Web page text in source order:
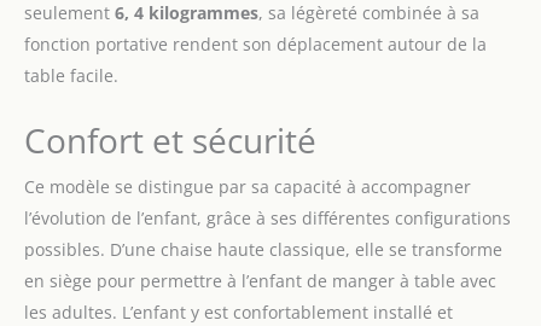
et une ample plage de
réglage de la hauteur de
enfant plus grand. Elle
est facilement ajustable
MATÉRIAUX: le bois de
hêtre massif renforce la
résistance de toute la
construction et fait qu’
ENOCK est une chaise
intemporelle
seulement 6, 4 kilogrammes, sa légèreté combinée à sa
fonction portative rendent son déplacement autour de la
table facile.
Confort et sécurité
Ce modèle se distingue par sa capacité à accompagner
l’évolution de l’enfant, grâce à ses différentes configurations
possibles. D’une chaise haute classique, elle se transforme
en siège pour permettre à l’enfant de manger à table avec
les adultes. L’enfant y est confortablement installé et